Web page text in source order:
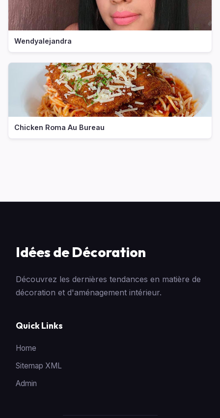
Wendyalejandra
Chicken Roma Au Bureau
Idées de Décoration
Découvrez les dernières tendances en matière de
décoration et d'aménagement intérieur.
Quick Links
Home
Sitemap XML
Admin